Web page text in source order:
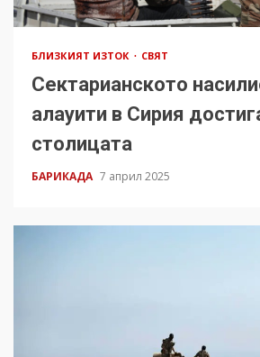
БЛИЗКИЯТ ИЗТОК СВЯТ
Сектарианското
алауити в Сирия
столицата
БАРИКАДА 7 април 2025